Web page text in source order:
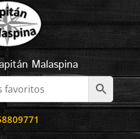
Malaspina